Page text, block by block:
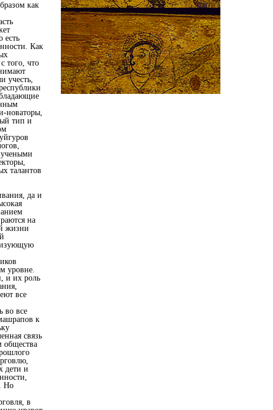
как
есть
Как
того, что
учесть,
новаторы,
тип и
учеными
талантов
да и
на
жизни
уровне.
и их роль
все
во все
к
связь
общества
дети и
Но
в